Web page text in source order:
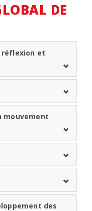
DE
réflexion et
mouvement
des